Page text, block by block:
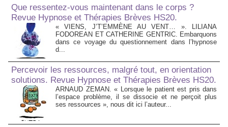
Que ressentez-vous maintenant dans le corps ?
Revue Hypnose et Thérapies Brèves HS20.
« VIENS, J’T’EMMÈNE AU VENT… ». LILIANA
FODOREAN ET CATHERINE GENTRIC. Embarquons
dans ce voyage du questionnement dans l’hypnose
d...
Percevoir les ressources, malgré tout, en orientation
solutions. Revue Hypnose et Thérapies Brèves HS20.
ARNAUD ZEMAN. « Lorsque le patient est pris dans
l’espace problème, il se dissocie et ne perçoit plus
ses ressources », nous dit ici l’auteur...